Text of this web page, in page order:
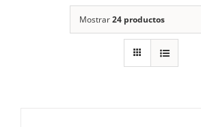
Mostrar24 productos